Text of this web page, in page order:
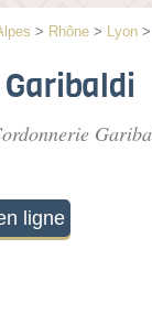
> Rhône > Lyon >
ligne